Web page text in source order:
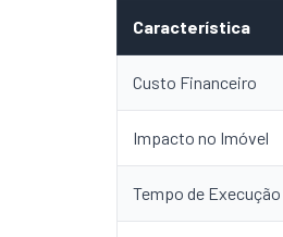
Característica
Custo Financeiro
Impacto no Imóvel
Tempo de Execução